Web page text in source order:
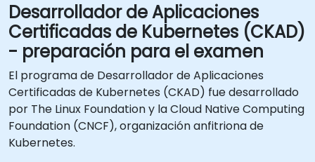
Desarrollador de Aplicaciones
Certificadas de Kubernetes (CKAD)
- preparación para el examen
El programa de Desarrollador de Aplicaciones
Certificadas de Kubernetes (CKAD) fue desarrollado
por The Linux Foundation y la Cloud Native Computing
Foundation (CNCF), organización anfitriona de
Kubernetes.